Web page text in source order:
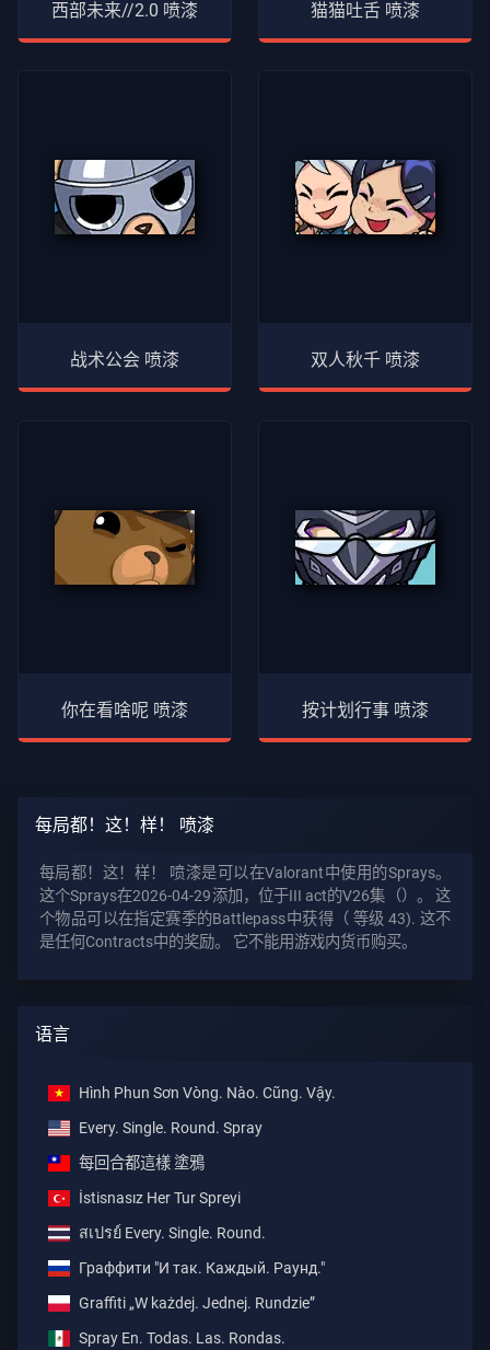
西部未来//2.0 喷漆 猫猫吐舌 喷漆
战术公会 喷漆 双人秋千 喷漆
你在看啥呢 喷漆 按计划行事 喷漆
每局都！这！样！ 喷漆
每局都！这！样！ 喷漆是可以在Valorant中使用的Sprays。
这个Sprays在2026-04-29添加，位于III act的V26集（）。 这
个物品可以在指定赛季的Battlepass中获得（ 等级 43). 这不
是任何Contracts中的奖励。 它不能用游戏内货币购买。
语言
Hình Phun Sơn Vòng. Nào. Cũng. Vậy.
Every. Single. Round. Spray
每回合都這樣 塗鴉
İstisnasız Her Tur Spreyi
สเปรย์ Every. Single. Round.
Граффити "И так. Каждый. Раунд."
Graffiti „W każdej. Jednej. Rundzie”
Spray En. Todas. Las. Rondas.